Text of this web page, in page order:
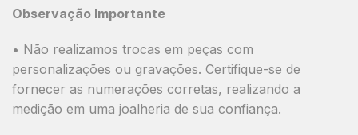
Observação Importante
• Não realizamos trocas em peças com
personalizações ou gravações. Certifique-se de
fornecer as numerações corretas, realizando a
medição em uma joalheria de sua confiança.